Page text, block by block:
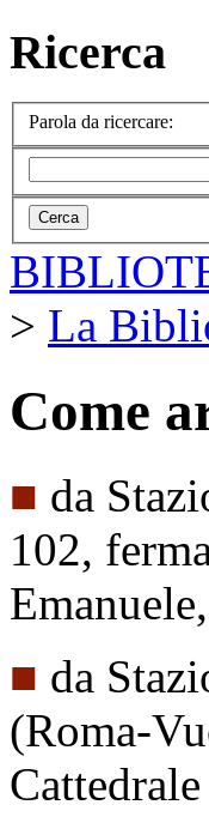
Ricerca
Parola da ricercare:
> La
Come
■ da
102,
■ da
(Roma-
Cattedrale